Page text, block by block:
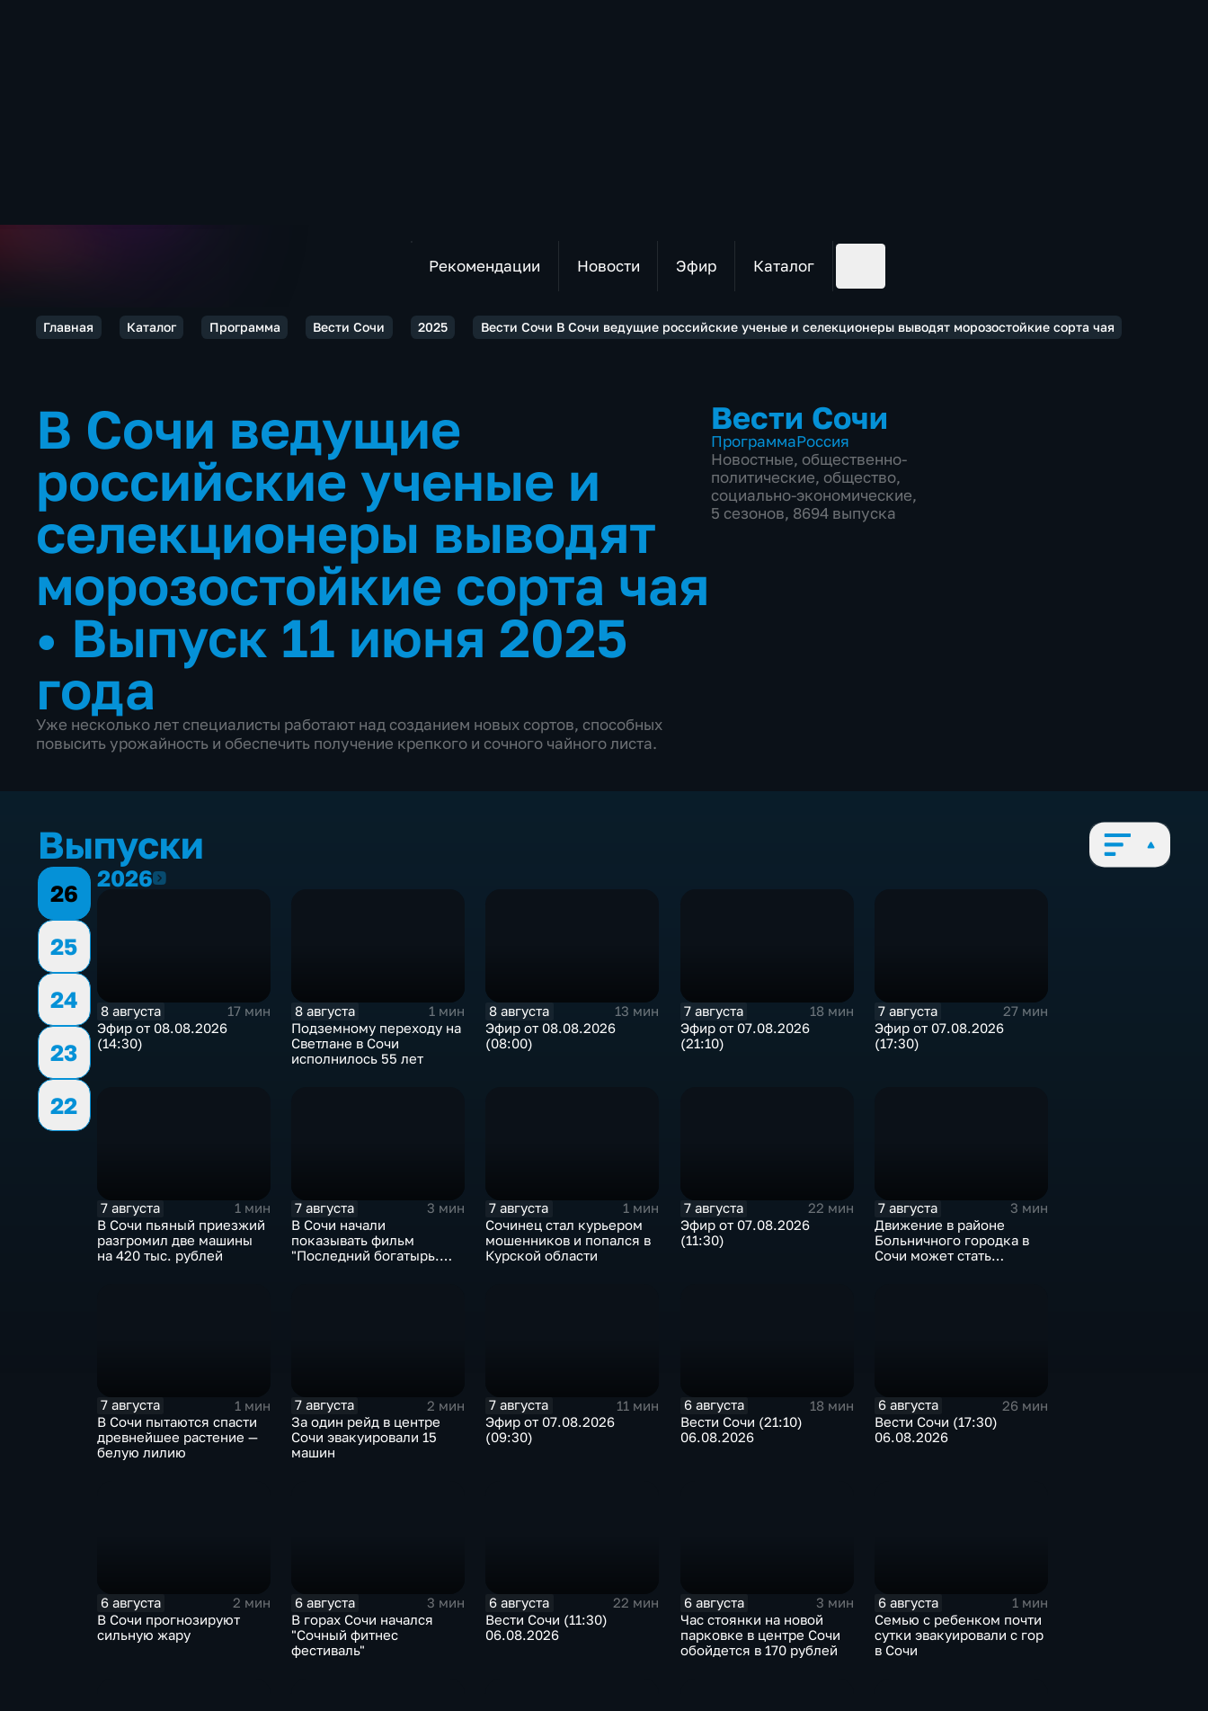
Рекомендации Новости Эфир Каталог
Главная Каталог Программа Вести Сочи 2025 Вести Сочи В Сочи ведущие российские ученые и селекционеры выводят морозостойкие сорта чая
В Сочи ведущие
российские ученые и
селекционеры выводят
морозостойкие сорта чая
• Выпуск 11 июня 2025
года
Уже несколько лет специалисты работают над созданием новых сортов, способных
повысить урожайность и обеспечить получение крепкого и сочного чайного листа.
Вести Сочи
ПрограммаРоссия
Новостные, общественно-
политические, общество,
социально-экономические,
5 сезонов, 8694 выпуска
Выпуски
26
25
24
23
22
20262026
8 августа
17 мин
Эфир от 08.08.2026
(14:30)
8 августа
1 мин
Подземному переходу на
Светлане в Сочи
исполнилось 55 лет
8 августа
13 мин
Эфир от 08.08.2026
(08:00)
7 августа
18 мин
Эфир от 07.08.2026
(21:10)
7 августа
27 мин
Эфир от 07.08.2026
(17:30)
7 августа
1 мин
В Сочи пьяный приезжий
разгромил две машины
на 420 тыс. рублей
7 августа
3 мин
В Сочи начали
показывать фильм
"Последний богатырь.
7 августа
1 мин
Сочинец стал курьером
мошенников и попался в
Курской области
7 августа
22 мин
Эфир от 07.08.2026
(11:30)
7 августа
3 мин
Движение в районе
Больничного городка в
Сочи может стать
7 августа
1 мин
В Сочи пытаются спасти
древнейшее растение —
белую лилию
7 августа
2 мин
За один рейд в центре
Сочи эвакуировали 15
машин
7 августа
11 мин
Эфир от 07.08.2026
(09:30)
6 августа
18 мин
Вести Сочи (21:10)
06.08.2026
6 августа
26 мин
Вести Сочи (17:30)
06.08.2026
6 августа
2 мин
В Сочи прогнозируют
сильную жару
6 августа
3 мин
В горах Сочи начался
"Сочный фитнес
фестиваль"
6 августа
22 мин
Вести Сочи (11:30)
06.08.2026
6 августа
3 мин
Час стоянки на новой
парковке в центре Сочи
обойдется в 170 рублей
6 августа
1 мин
Семью с ребенком почти
сутки эвакуировали с гор
в Сочи